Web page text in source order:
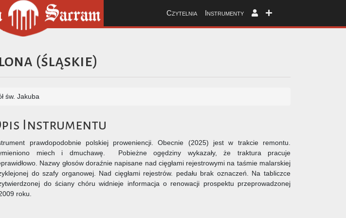
Czytelnia Instrumenty
(śląskie)
św. Jakuba
Instrumentu
prawdopodobnie polskiej proweniencji. Obecnie (2025) jest w trakcie remontu.
miech i dmuchawę. Pobieżne ogędziny wykazały, że traktura pracuje
Nazwy głosów doraźnie napisane nad cięgłami rejestrowymi na taśmie malarskiej
do szafy organowej. Nad cięgłami rejestrów. pedału brak oznaczeń. Na tabliczce
do ściany chóru widnieje informacja o renowacji prospektu przeprowadzonej
roku.